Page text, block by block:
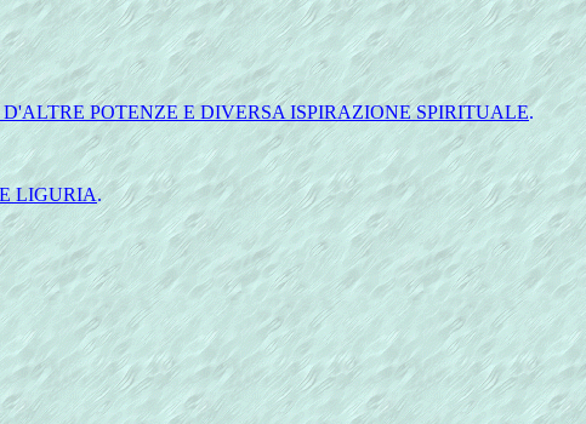
POTENZE E DIVERSA ISPIRAZIONE SPIRITUALE.
LIGURIA.